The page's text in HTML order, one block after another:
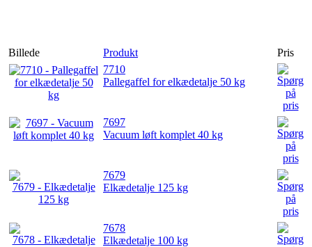
Billede Produkt
Pris
7710
Pallegaffel for elkædetalje 50 kg
7697
Vacuum løft komplet 40 kg
7679
Elkædetalje 125 kg
7678
Elkædetalje 100 kg